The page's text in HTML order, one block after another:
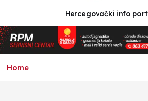
n
t
e
Hercegovački info
Home